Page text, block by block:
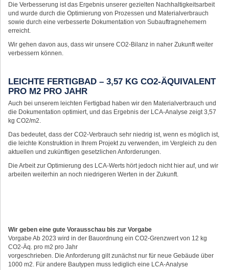
Die Verbesserung ist das Ergebnis unserer gezielten Nachhaltigkeitsarbeit
und wurde durch die Optimierung von Prozessen und Materialverbrauch
sowie durch eine verbesserte Dokumentation von Subauftragnehemern
erreicht.
Wir gehen davon aus, dass wir unsere CO2-Bilanz in naher Zukunft weiter
verbessern können.
LEICHTE FERTIGBAD – 3,57 KG CO2-ÄQUIVALENT
PRO M2 PRO JAHR
Auch bei unserem leichten Fertigbad haben wir den Materialverbrauch und
die Dokumentation optimiert, und das Ergebnis der LCA-Analyse zeigt 3,57
kg CO2/m2.
Das bedeutet, dass der CO2-Verbrauch sehr niedrig ist, wenn es möglich ist,
die leichte Konstruktion in Ihrem Projekt zu verwenden, im Vergleich zu den
aktuellen und zukünftigen gesetzlichen Anforderungen.
Die Arbeit zur Optimierung des LCA-Werts hört jedoch nicht hier auf, und wir
arbeiten weiterhin an noch niedrigeren Werten in der Zukunft.
Wir geben eine gute Vorausschau bis zur Vorgabe
Vorgabe Ab 2023 wird in der Bauordnung ein CO2-Grenzwert von 12 kg
CO2-Äq. pro m2 pro Jahr
vorgeschrieben. Die Anforderung gilt zunächst nur für neue Gebäude über
1000 m2. Für andere Bautypen muss lediglich eine LCA-Analyse